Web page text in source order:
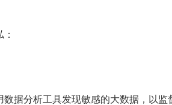
数据分析工具发现敏感的大数据，以监